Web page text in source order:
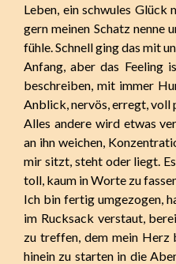
Leben, ein schwules Glück
gern meinen Schatz nenne
fühle. Schnell ging das mit
Anfang, aber das Feeling
beschreiben, mit immer
Anblick, nervös, erregt, voll
Alles andere wird etwas
an ihn weichen,
mir sitzt, steht oder liegt.
toll, kaum in Worte zu
Ich bin fertig umgezogen,
im Rucksack verstaut,
zu treffen, dem mein Herz
hinein zu starten in die